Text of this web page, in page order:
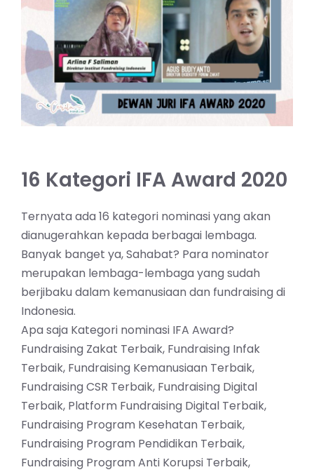
16 Kategori IFA Award 2020
Ternyata ada 16 kategori nominasi yang akan
dianugerahkan kepada berbagai lembaga.
Banyak banget ya, Sahabat? Para nominator
merupakan lembaga-lembaga yang sudah
berjibaku dalam kemanusiaan dan fundraising di
Indonesia.
Apa saja Kategori nominasi IFA Award?
Fundraising Zakat Terbaik, Fundraising Infak
Terbaik, Fundraising Kemanusiaan Terbaik,
Fundraising CSR Terbaik, Fundraising Digital
Terbaik, Platform Fundraising Digital Terbaik,
Fundraising Program Kesehatan Terbaik,
Fundraising Program Pendidikan Terbaik,
Fundraising Program Anti Korupsi Terbaik,